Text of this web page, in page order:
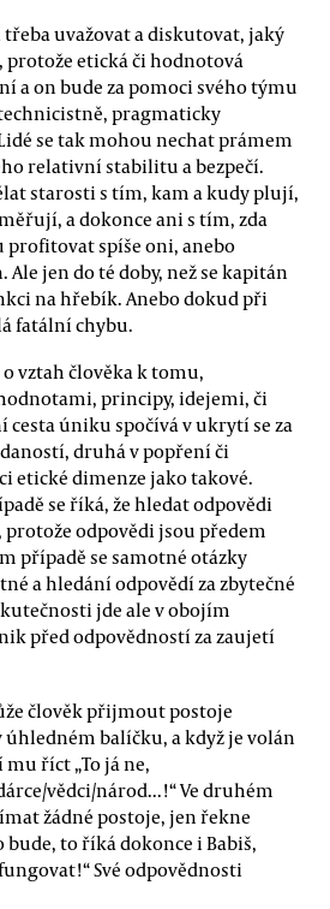
uvažovat a diskutovat, jaký
protože etická či hodnotová
a on bude za pomoci svého týmu
pragmaticky
se tak mohou nechat prámem
relativní stabilitu a bezpečí.
starosti s tím, kam a kudy plují,
a dokonce ani s tím, zda
profitovat spíše oni, anebo
jen do té doby, než se kapitán
na hřebík. Anebo dokud při
fatální chybu.
vztah člověka k tomu,
principy, idejemi, či
úniku spočívá v ukrytí se za
druhá v popření či
etické dimenze jako takové.
se říká, že hledat odpovědi
odpovědi jsou předem
případě se samotné otázky
a hledání odpovědí za zbytečné
jde ale v obojím
před odpovědností za zaujetí
člověk přijmout postoje
balíčku, a když je volán
říct „To já ne,
vědci/národ...!“ Ve druhém
žádné postoje, jen řekne
bude, to říká dokonce i Babiš,
Své odpovědnosti